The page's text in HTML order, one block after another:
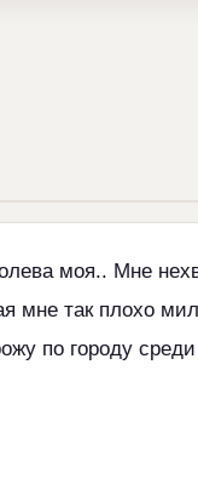
моя.. Мне
мне так плохо
по городу